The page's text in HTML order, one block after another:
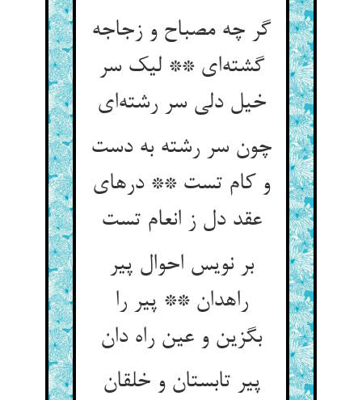
گر چه مصباح و زجاجه
گشته‌‌ای ** لیک سر
خیل دلی سر رشته‌‌ای‌‌
چون سر رشته به دست
و کام تست ** درهای
عقد دل ز انعام تست‌‌
بر نویس احوال پیر
راهدان ** پیر را
پیر تابستان و خلقان